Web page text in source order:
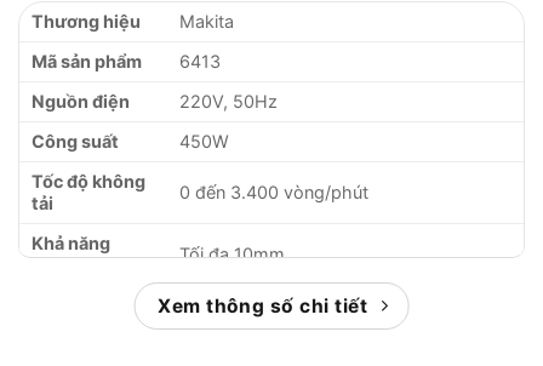
Thương hiệu
Makita
Mã sản phẩm
6413
Nguồn điện
220V, 50Hz
Công suất
450W
Tốc độ không
tải
0 đến 3.400 vòng/phút
Khả năng
khoan thép
Tối đa 10mm
Tối đa 25mm
Xem thông số chi tiết